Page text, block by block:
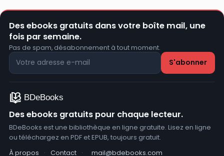
Des ebooks gratuits dans votre boîte mail, une
fois par semaine.
Pas de spam, désabonnement à tout moment.
Des ebooks gratuits pour chaque lecteur.
BDeBooks est une bibliothèque en ligne gratuite. Lisez en ligne
ou téléchargez en PDF et EPUB, toujours gratuit.
À propos
· Contact · mail@bdebooks.com